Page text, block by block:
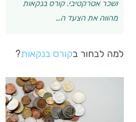
ושכר אטרקטיבי. קורס בנקאות
מהווה את הצעד ה…
למה לבחור בקורס בנקאות?